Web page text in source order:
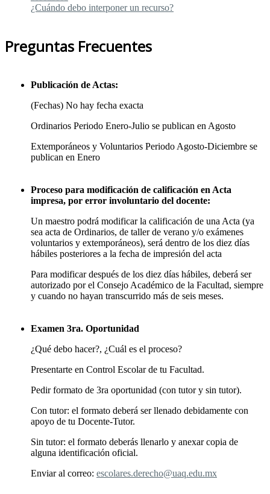
¿Cuándo debo interponer un recurso?
Preguntas Frecuentes
Publicación de Actas:
(Fechas) No hay fecha exacta
Ordinarios Periodo Enero-Julio se publican en Agosto
Extemporáneos y Voluntarios Periodo Agosto-Diciembre se
publican en Enero
Proceso para modificación de calificación en Acta
impresa, por error involuntario del docente:
Un maestro podrá modificar la calificación de una Acta (ya
sea acta de Ordinarios, de taller de verano y/o exámenes
voluntarios y extemporáneos), será dentro de los diez días
hábiles posteriores a la fecha de impresión del acta
Para modificar después de los diez días hábiles, deberá ser
autorizado por el Consejo Académico de la Facultad, siempre
y cuando no hayan transcurrido más de seis meses.
Examen 3ra. Oportunidad
¿Qué debo hacer?, ¿Cuál es el proceso?
Presentarte en Control Escolar de tu Facultad.
Pedir formato de 3ra oportunidad (con tutor y sin tutor).
Con tutor: el formato deberá ser llenado debidamente con
apoyo de tu Docente-Tutor.
Sin tutor: el formato deberás llenarlo y anexar copia de
alguna identificación oficial.
Enviar al correo: escolares.derecho@uaq.edu.mx